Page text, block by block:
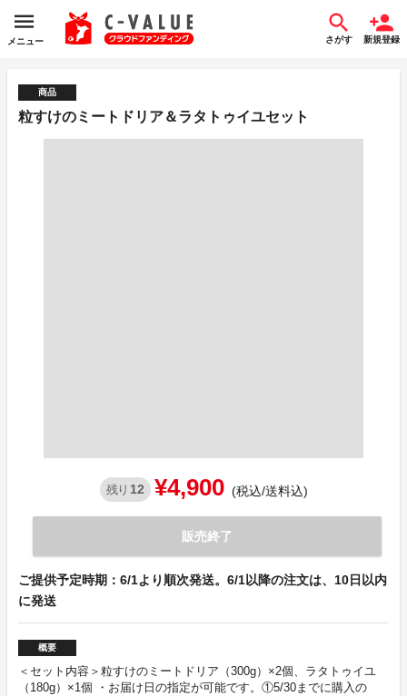
メニュー さがす 新規登録
商品
粒すけのミートドリア＆ラタトゥイユセット
残り 12 ¥4,900 (税込/送料込)
販売終了
ご提供予定時期：6/1より順次発送。6/1以降の注文は、10日以内
に発送
概要
＜セット内容＞粒すけのミートドリア（300g）×2個、ラタトゥイユ
（180g）×1個 ・お届け日の指定が可能です。①5/30までに購入の